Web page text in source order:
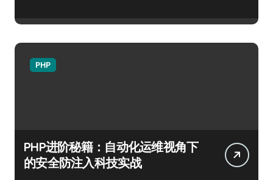
PHP
PHP进阶秘籍：自动化运维视角下
的安全防注入科技实战